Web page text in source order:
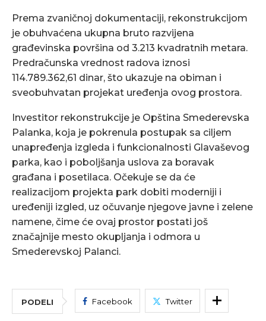
Prema zvaničnoj dokumentaciji, rekonstrukcijom
je obuhvaćena ukupna bruto razvijena
građevinska površina od 3.213 kvadratnih metara.
Predračunska vrednost radova iznosi
114.789.362,61 dinar, što ukazuje na obiman i
sveobuhvatan projekat uređenja ovog prostora.
Investitor rekonstrukcije je Opština Smederevska
Palanka, koja je pokrenula postupak sa ciljem
unapređenja izgleda i funkcionalnosti Glavaševog
parka, kao i poboljšanja uslova za boravak
građana i posetilaca. Očekuje se da će
realizacijom projekta park dobiti moderniji i
uređeniji izgled, uz očuvanje njegove javne i zelene
namene, čime će ovaj prostor postati još
značajnije mesto okupljanja i odmora u
Smederevskoj Palanci.
PODELI Facebook Twitter